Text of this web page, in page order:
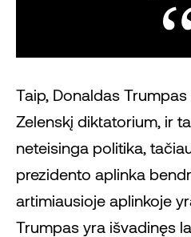
Taip, Donaldas
Zelenskį diktatorium, ir
neteisinga politika,
prezidento aplinka
artimiausioje aplinkoje
Trumpas yra išvadinęs